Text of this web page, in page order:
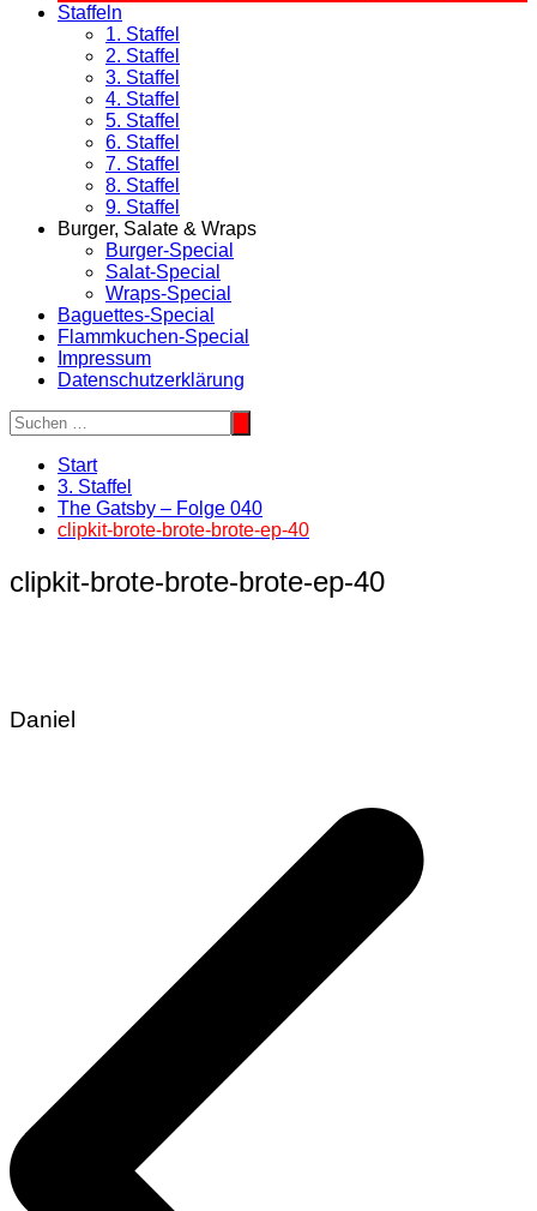
Staffeln
1. Staffel
2. Staffel
3. Staffel
4. Staffel
5. Staffel
6. Staffel
7. Staffel
8. Staffel
9. Staffel
Burger, Salate & Wraps
Burger-Special
Salat-Special
Wraps-Special
Baguettes-Special
Flammkuchen-Special
Impressum
Datenschutzerklärung
Start
3. Staffel
The Gatsby – Folge 040
clipkit-brote-brote-brote-ep-40
clipkit-brote-brote-brote-ep-40
Daniel